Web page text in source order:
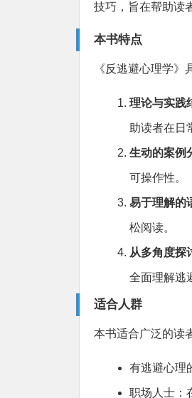
技巧，旨在帮助读
本书特点
《反逃避心理学》
理论与实践
助读者在日
生动的案例
可操作性。
易于理解的
松阅读。
从多角度探
全面理解逃
适合人群
本书适合广泛的读
有逃避心理
职场人士：